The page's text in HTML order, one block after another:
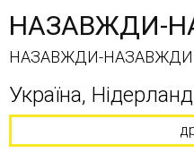
НАЗАВЖДИ-
НАЗАВЖДИ-НАЗАВЖДИ
Україна,